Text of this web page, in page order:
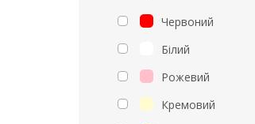
Червоний
Білий
Рожевий
Кремовий